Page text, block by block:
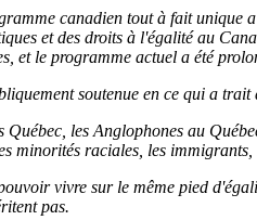
canadien tout à fait
et des droits à l'égalité au
et le programme actuel a été
soutenue en ce qui a
les Anglophones au
raciales, les
vivre sur le même pied
pas.